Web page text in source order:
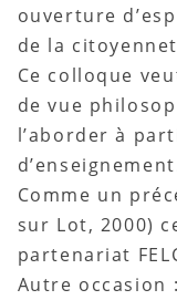
ouverture
de la
Ce colloque
de vue
l’aborder à
Comme un
sur Lot, 2000)
partenariat
Autre occasion